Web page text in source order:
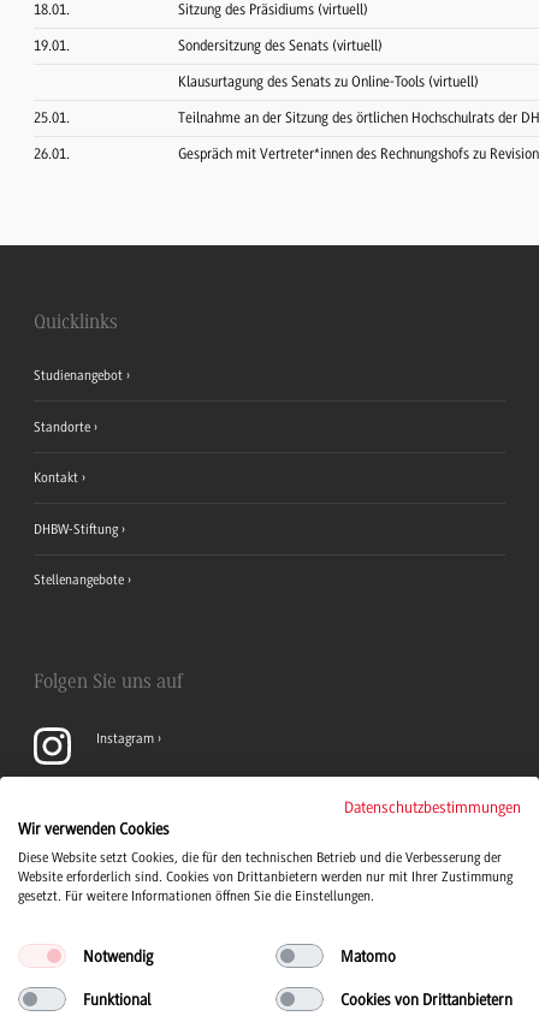
18.01. Sitzung des Präsidiums (virtuell)
19.01. Sondersitzung des Senats (virtuell)
Klausurtagung des Senats zu Online-Tools (virtuell)
25.01. Teilnahme an der Sitzung des örtlichen Hochschulrats der
26.01. Gespräch mit Vertreter*innen des Rechnungshofs zu
Quicklinks
Studienangebot
Standorte
Kontakt
DHBW-Stiftung
Stellenangebote
Folgen Sie uns auf
Instagram
LinkedIn
Datenschutzbestimmungen
Wir verwenden Cookies
Diese Website setzt Cookies, die für den technischen Betrieb und die Verbesserung der
Website erforderlich sind. Cookies von Drittanbietern werden nur mit Ihrer Zustimmung
gesetzt. Für weitere Informationen öffnen Sie die Einstellungen.
Notwendig Matomo
Funktional Cookies von Drittanbietern